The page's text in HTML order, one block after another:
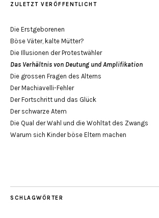
ZULETZT VERÖFFENTLICHT
Die Erstgeborenen
Böse Väter, kalte Mütter?
Die Illusionen der Protestwähler
Das Verhältnis von Deutung und Amplifikation
Die grossen Fragen des Alterns
Der Machiavelli-Fehler
Der Fortschritt und das Glück
Der schwarze Atem
Die Qual der Wahl und die Wohltat des Zwangs
Warum sich Kinder böse Eltern machen
SCHLAGWÖRTER